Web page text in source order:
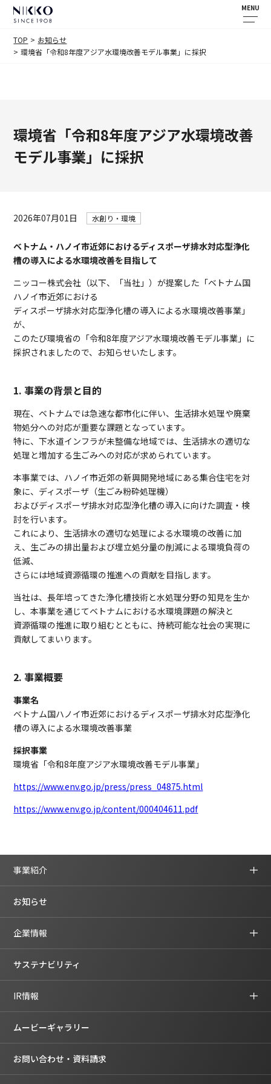
MENU
TOP
お知らせ
環境省「令和8年度アジア水環境改善モデル事業」に採択
環境省「令和8年度アジア水環境改善
モデル事業」に採択
2026年07月01日 水創り・環境
ベトナム・ハノイ市近郊におけるディスポーザ排水対応型浄化
槽の導入による水環境改善を目指して
ニッコー株式会社（以下、「当社」）が提案した「ベトナム国
ハノイ市近郊における
ディスポーザ排水対応型浄化槽の導入による水環境改善事業」
が、
このたび環境省の「令和8年度アジア水環境改善モデル事業」に
採択されましたので、お知らせいたします。
1. 事業の背景と目的
現在、ベトナムでは急速な都市化に伴い、生活排水処理や廃棄
物処分への対応が重要な課題となっています。
特に、下水道インフラが未整備な地域では、生活排水の適切な
処理と増加する生ごみへの対応が求められています。
本事業では、ハノイ市近郊の新興開発地域にある集合住宅を対
象に、ディスポーザ（生ごみ粉砕処理機）
およびディスポーザ排水対応型浄化槽の導入に向けた調査・検
討を行います。
これにより、生活排水の適切な処理による水環境の改善に加
え、生ごみの排出量および埋立処分量の削減による環境負荷の
低減、
さらには地域資源循環の推進への貢献を目指します。
当社は、長年培ってきた浄化槽技術と水処理分野の知見を生か
し、本事業を通じてベトナムにおける水環境課題の解決と
資源循環の推進に取り組むとともに、持続可能な社会の実現に
貢献してまいります。
2. 事業概要
事業名
ベトナム国ハノイ市近郊におけるディスポーザ排水対応型浄化
槽の導入による水環境改善事業
採択事業
環境省「令和8年度アジア水環境改善モデル事業」
https://www.env.go.jp/press/press_04875.html
https://www.env.go.jp/content/000404611.pdf
事業紹介
お知らせ
企業情報
サステナビリティ
IR情報
ムービーギャラリー
お問い合わせ・資料請求